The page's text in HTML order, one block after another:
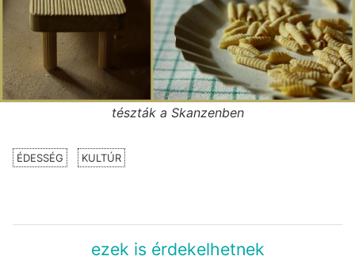
tészták a Skanzenben
ÉDESSÉG KULTÚR
ezek is érdekelhetnek